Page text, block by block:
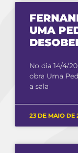
UMA
No dia 14/4/
obra Uma
a sala
23 DE MAIO DE